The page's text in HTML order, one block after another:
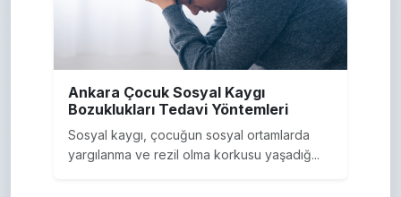
Ankara Çocuk Sosyal Kaygı
Bozuklukları Tedavi Yöntemleri
Sosyal kaygı, çocuğun sosyal ortamlarda
yargılanma ve rezil olma korkusu yaşadığ...